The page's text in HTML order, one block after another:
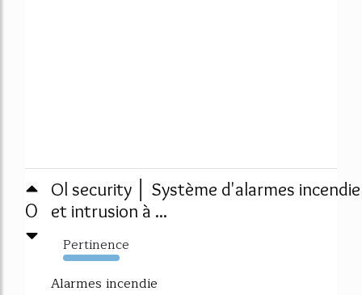
0
Ol security │ Système d'alarmes incendie
et intrusion à ...
Pertinence
1332%
Alarmes incendie